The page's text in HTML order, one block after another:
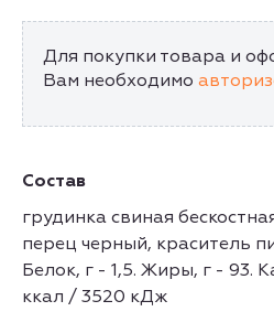
Для покупки товара и
Вам необходимо
Состав
грудинка свиная
перец черный, краситель
Белок, г - 1,5. Жиры, г - 93.
ккал / 3520 кДж